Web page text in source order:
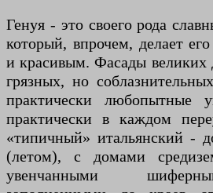
Генуя - это своего рода
который, впрочем, делает
и красивым. Фасады великих
грязных, но
практически любопытные
практически в каждом
«типичный» итальянский -
(летом), с домами
увенчанными